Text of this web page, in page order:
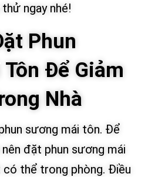
ngay nhé!
Phun
Để Giảm
Nhà
sương mái tôn. Để
đặt phun sương mái
thể trong phòng. Điều